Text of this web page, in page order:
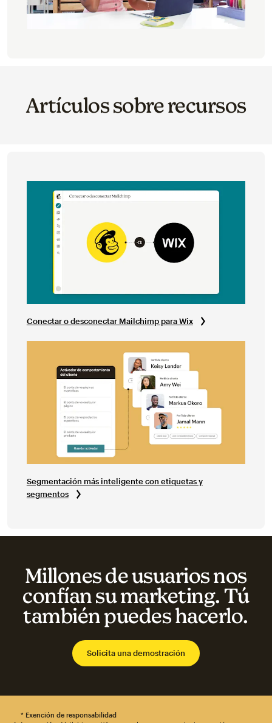
Artículos sobre recursos
Conectar o desconectar Mailchimp para Wix
Segmentación más inteligente con etiquetas y
segmentos
Millones de usuarios nos
confían su marketing. Tú
también puedes hacerlo.
Solicita una demostración
* Exención de responsabilidad